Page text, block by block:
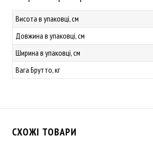
Висота в упаковці, см
Довжина в упаковці, см
Ширина в упаковці, см
Вага Брутто, кг
СХОЖІ ТОВАРИ